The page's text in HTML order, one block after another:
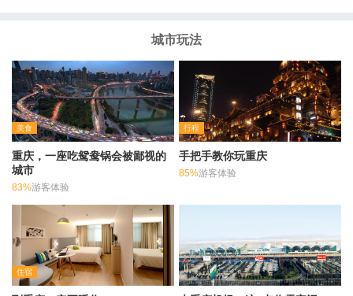
城市玩法
美食
重庆，一座吃鸳鸯锅会被鄙视的
城市
83%游客体验
行程
手把手教你玩重庆
85%游客体验
住宿